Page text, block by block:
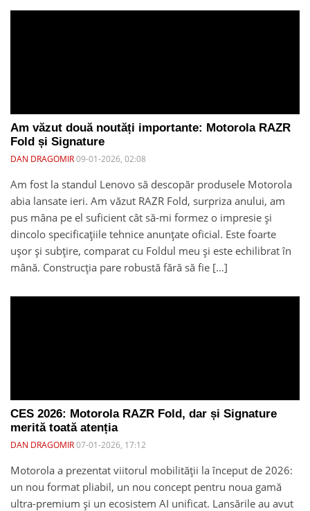
Am văzut două noutăți importante: Motorola RAZR
Fold și Signature
DAN DRAGOMIR09-01-2026, 02:08
Am fost la standul Lenovo să descopăr produsele Motorola
abia lansate ieri. Am văzut RAZR Fold, surpriza anului, am
pus mâna pe el suficient cât să-mi formez o impresie și
dincolo specificațiile tehnice anunțate oficial. Este foarte
ușor și subțire, comparat cu Foldul meu și este echilibrat în
mână. Construcția pare robustă fără să fie […]
CES 2026: Motorola RAZR Fold, dar și Signature
merită toată atenția
DAN DRAGOMIR07-01-2026, 17:12
Motorola a prezentat viitorul mobilității la început de 2026:
un nou format pliabil, un nou concept pentru noua gamă
ultra-premium și un ecosistem AI unificat. Lansările au avut